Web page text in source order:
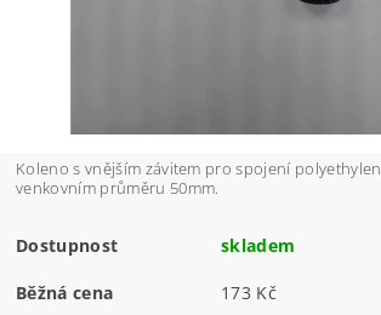
Koleno s vnějším závitem pro spojení
venkovním průměru 50mm.
Dostupnost skladem
Běžná cena 173 Kč